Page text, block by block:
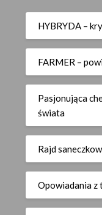
HYBRYDA –
FARMER –
Pasjonująca
świata
Rajd
Opowiadania z